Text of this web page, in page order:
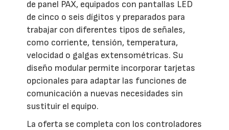
de panel PAX, equipados con pantallas LED
de cinco o seis dígitos y preparados para
trabajar con diferentes tipos de señales,
como corriente, tensión, temperatura,
velocidad o galgas extensométricas. Su
diseño modular permite incorporar tarjetas
opcionales para adaptar las funciones de
comunicación a nuevas necesidades sin
sustituir el equipo.
La oferta se completa con los controladores